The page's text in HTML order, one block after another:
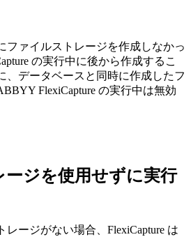
ファイルストレージを作成しなかっ
の実行中に後から作成するこ
、データベースと同時に作成したフ
FlexiCapture の実行中は無効
ジを使用せずに実行
ージがない場合、FlexiCapture は